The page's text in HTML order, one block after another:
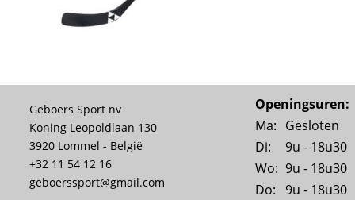
Geboers Sport nv
Koning Leopoldlaan 130
3920 Lommel - België
+32 11 54 12 16
geboerssport@gmail.com
Openingsuren:
Ma: Gesloten
Di:
9u - 18u30
Wo: 9u - 18u30
Do: 9u - 18u30